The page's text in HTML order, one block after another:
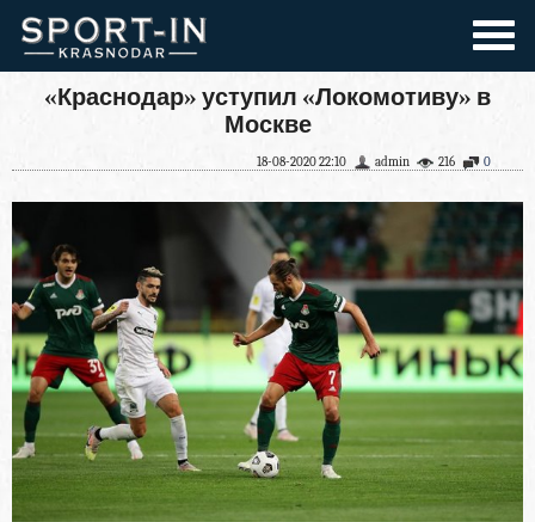
«Краснодар» уступил «Локомотиву» в
Москве
0
216
admin
18-08-2020 22:10